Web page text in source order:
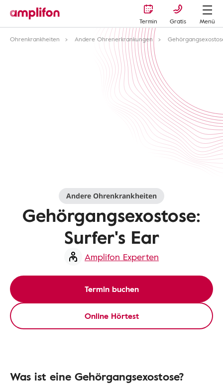
Termin Gratis
Menü
Ohrenkrankheiten
Andere Ohrenerkrankungen
Andere Ohrenkrankheiten
Gehörgangsexostose:
Surfer's Ear
Amplifon Experten
Termin buchen
Online Hörtest
Was ist eine Gehörgangsexostose?